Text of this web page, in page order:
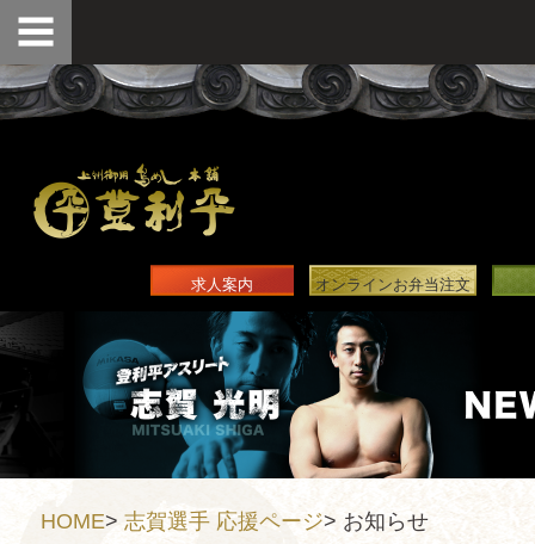
オンラインお弁当注文
求人案内
HOME> 志賀選手 応援ページ> お知らせ